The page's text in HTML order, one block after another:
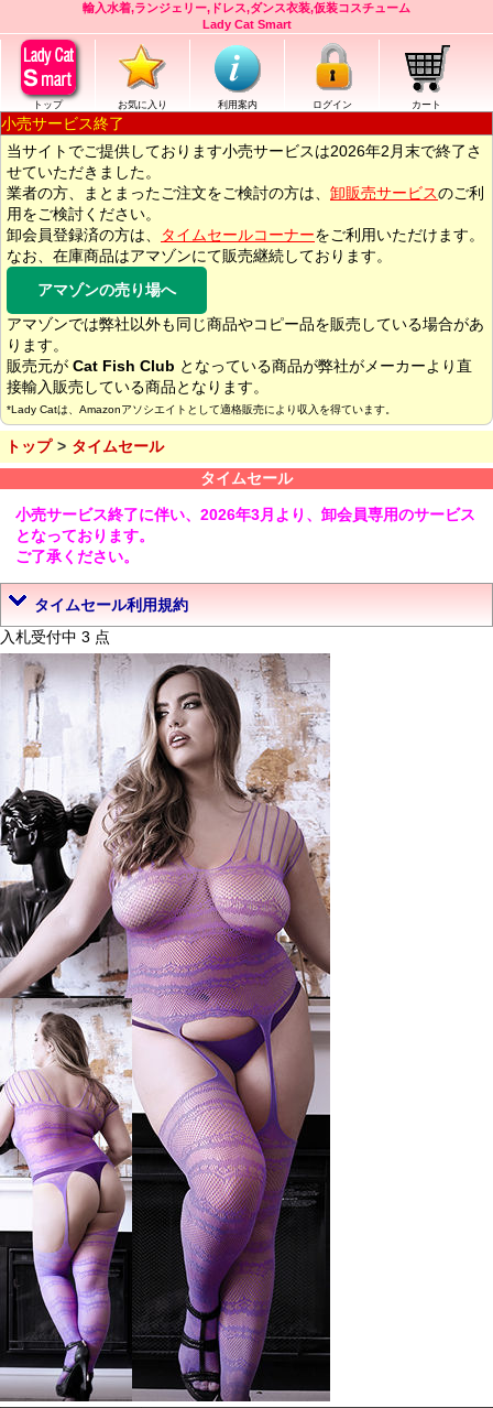
輸入水着,ランジェリー,ドレス,ダンス衣装,仮装コスチューム
Lady Cat Smart
トップ お気に入り 利用案内 ログイン カート
小売サービス終了
当サイトでご提供しております小売サービスは2026年2月末で終了さ
せていただきました。
業者の方、まとまったご注文をご検討の方は、 卸販売サービスのご利
用をご検討ください。
卸会員登録済の方は、
タイムセールコーナーをご利用いただけます。
なお、在庫商品はアマゾンにて販売継続しております。
アマゾンの売り場へ
アマゾンでは弊社以外も同じ商品やコピー品を販売している場合があ
ります。
販売元が Cat Fish Club となっている商品が弊社がメーカーより直
接輸入販売している商品となります。
*Lady Catは、Amazonアソシエイトとして適格販売により収入を得ています。
トップ
タイムセール
タイムセール
小売サービス終了に伴い、2026年3月より、卸会員専用のサービス
となっております。
ご了承ください。
タイムセール利用規約
入札受付中 3 点